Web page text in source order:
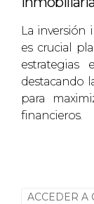
han
Caso
Caso
La inversión
es crucial
estrategias
destacando
para
financieros.
ACCEDER A